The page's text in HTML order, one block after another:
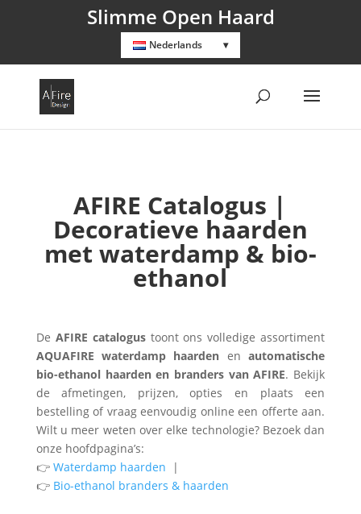
Nederlands
Slimme Open Haard
AFIRE Catalogus |
Decoratieve haarden
met waterdamp & bio-
ethanol
De AFIRE catalogustoont ons volledige assortiment
AQUAFIRE waterdamp haarden enautomatische
bio-ethanol haarden en branders van AFIRE. Bekijk
de afmetingen, prijzen, opties en plaats een
bestelling of vraag eenvoudig online een offerte aan.
Wilt u meer weten over elke technologie? Bezoek dan
onze hoofdpagina’s:
👉 Waterdamp haarden |
👉 Bio-ethanol branders & haarden